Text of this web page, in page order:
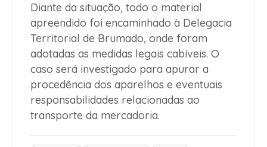
Diante da situação, todo o material
apreendido foi encaminhado à Delegacia
Territorial de Brumado, onde foram
adotadas as medidas legais cabíveis. O
caso será investigado para apurar a
procedência dos aparelhos e eventuais
responsabilidades relacionadas ao
transporte da mercadoria.